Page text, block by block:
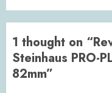
1 thought on “
Steinhaus PRO-
82mm”